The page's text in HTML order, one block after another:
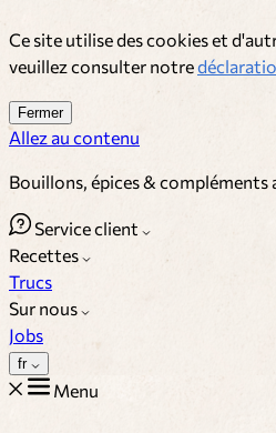
Ce site utilise des cookies et
veuillez consulter notre
Fermer
Allez au contenu
Bouillons, épices & compléments
Service client
Recettes
Trucs
Sur nous
Jobs
fr
Menu